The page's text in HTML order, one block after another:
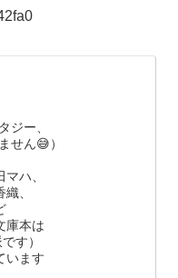
ジー、
せん😅）
ハ、
、
庫本は
す）
います